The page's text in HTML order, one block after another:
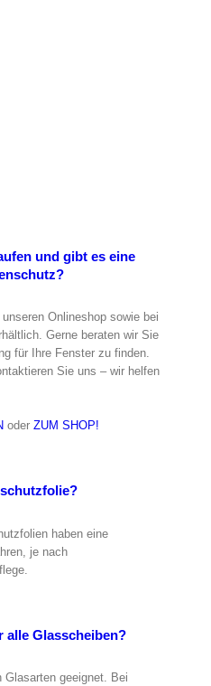
und gibt es eine
Onlineshop sowie bei
Gerne beraten wir Sie
für Ihre Fenster zu finden.
Sie uns – wir helfen
oder ZUM SHOP!
haben eine
je nach
alle Glasscheiben?
Glasarten geeignet. Bei